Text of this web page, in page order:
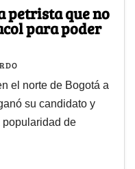
petrista que no
para poder
el norte de Bogotá a
su candidato y
de